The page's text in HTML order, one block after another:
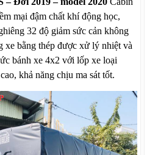
mại đậm chất khí động học,
32 độ giảm sức cản không
xe bằng thép được xử lý nhiệt và
bánh xe 4x2 với lốp xe loại
khả năng chịu ma sát tốt.